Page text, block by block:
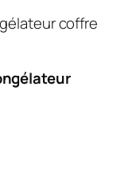
coffre